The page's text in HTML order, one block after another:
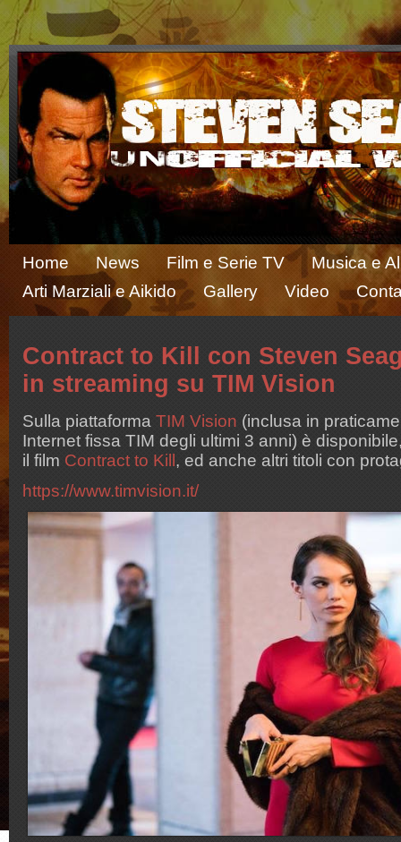
Home News Film e Serie TV
Musica e
Arti Marziali e Aikido
Gallery Video
Contract to Kill con Steven
in streaming su TIM Vision
Sulla piattaforma TIM Vision (inclusa in
Internet fissa TIM degli ultimi 3 anni) è
il film Contract to Kill , ed anche altri titoli con
https://www.timvision.it/